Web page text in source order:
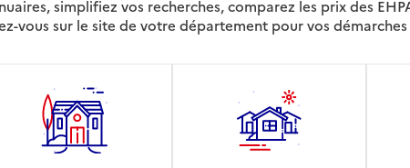
simplifiez vos recherches, comparez les prix des
vous sur le site de votre département pour vos démarches